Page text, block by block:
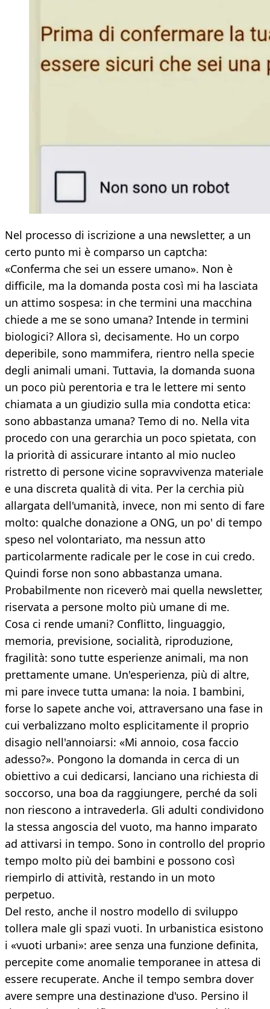
Nel processo di iscrizione a una newsletter, a un
certo punto mi è comparso un captcha:
«Conferma che sei un essere umano». Non è
difficile, ma la domanda posta così mi ha lasciata
un attimo sospesa: in che termini una macchina
chiede a me se sono umana? Intende in termini
biologici? Allora sì, decisamente. Ho un corpo
deperibile, sono mammifera, rientro nella specie
degli animali umani. Tuttavia, la domanda suona
un poco più perentoria e tra le lettere mi sento
chiamata a un giudizio sulla mia condotta etica:
sono abbastanza umana? Temo di no. Nella vita
procedo con una gerarchia un poco spietata, con
la priorità di assicurare intanto al mio nucleo
ristretto di persone vicine sopravvivenza materiale
e una discreta qualità di vita. Per la cerchia più
allargata dell'umanità, invece, non mi sento di fare
molto: qualche donazione a ONG, un po' di tempo
speso nel volontariato, ma nessun atto
particolarmente radicale per le cose in cui credo.
Quindi forse non sono abbastanza umana.
Probabilmente non riceverò mai quella newsletter,
riservata a persone molto più umane di me.
Cosa ci rende umani? Conflitto, linguaggio,
memoria, previsione, socialità, riproduzione,
fragilità: sono tutte esperienze animali, ma non
prettamente umane. Un'esperienza, più di altre,
mi pare invece tutta umana: la noia. I bambini,
forse lo sapete anche voi, attraversano una fase in
cui verbalizzano molto esplicitamente il proprio
disagio nell'annoiarsi: «Mi annoio, cosa faccio
adesso?». Pongono la domanda in cerca di un
obiettivo a cui dedicarsi, lanciano una richiesta di
soccorso, una boa da raggiungere, perché da soli
non riescono a intravederla. Gli adulti condividono
la stessa angoscia del vuoto, ma hanno imparato
ad attivarsi in tempo. Sono in controllo del proprio
tempo molto più dei bambini e possono così
riempirlo di attività, restando in un moto
perpetuo.
Del resto, anche il nostro modello di sviluppo
tollera male gli spazi vuoti. In urbanistica esistono
i «vuoti urbani»: aree senza una funzione definita,
percepite come anomalie temporanee in attesa di
essere recuperate. Anche il tempo sembra dover
avere sempre una destinazione d'uso. Persino il